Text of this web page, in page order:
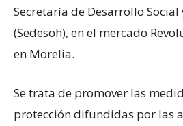
Secretaría de Desarrollo
(Sedesoh), en el mercado
en Morelia.
Se trata de promover las
protección difundidas por las